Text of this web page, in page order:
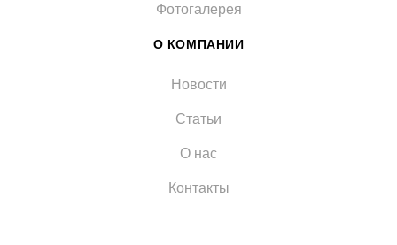
Фотогалерея
О КОМПАНИИ
Новости
Статьи
О нас
Контакты